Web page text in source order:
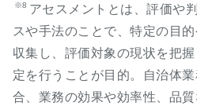
※8 アセスメントとは、評価や
スや手法のことで、特定の目
収集し、評価対象の現状を把
定を行うことが目的。自治体
合、業務の効果や効率性、品質